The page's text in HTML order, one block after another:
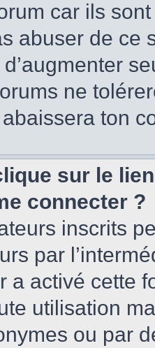
car ils
abuser de ce
ne
ton
sur le
connecter ?
inscrits
par
a activé cette
utilisation
ou par